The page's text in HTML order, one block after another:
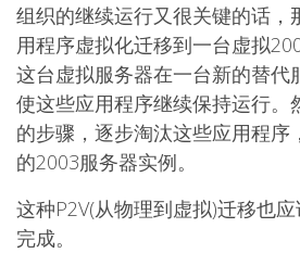
组织的继续运行又很关键的话，
用程序虚拟化迁移到一台虚拟
这台虚拟服务器在一台新的替代
使这些应用程序继续保持运行。
的步骤，逐步淘汰这些应用程序
的2003服务器实例。
这种P2V(从物理到虚拟)迁移也
完成。